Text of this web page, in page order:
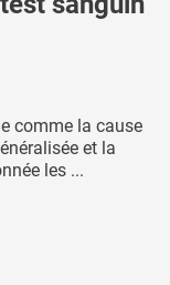
comme la cause
et la
les ...